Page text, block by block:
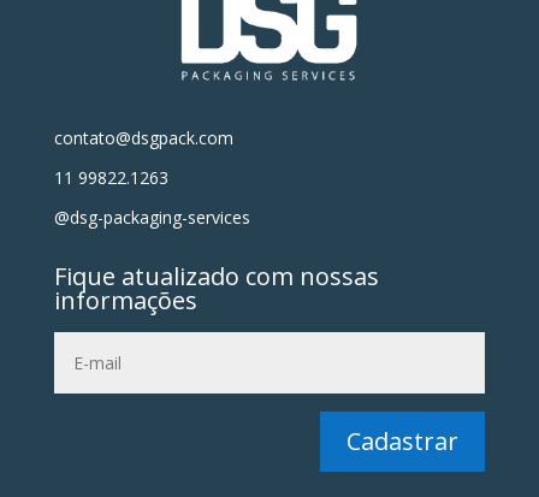
contato@dsgpack.com
11 99822.1263
@dsg-packaging-services
Fique atualizado com nossas
informações
Cadastrar